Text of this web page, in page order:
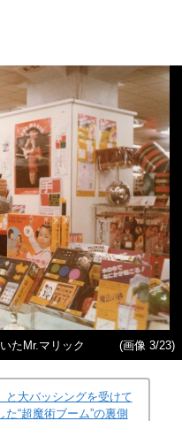
たMr.マリック (画像 3/23)
と大バッシングを受けて
“超魔術ブーム”の裏側